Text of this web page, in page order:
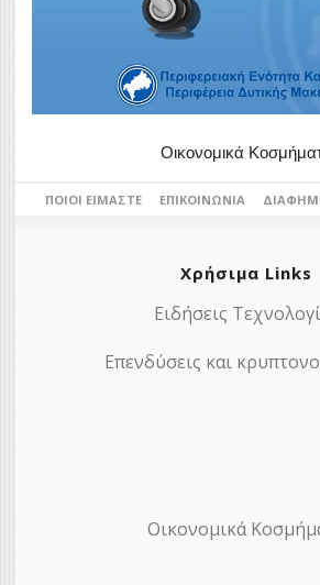
Οικονομικά
ΠΟΙΟΙ ΕΊΜΑΣΤΕ ΕΠΙΚΟΙΝΩΝΊΑ
Χρήσιμα Links
Ειδήσεις
Επενδύσεις και
Οικονομικά